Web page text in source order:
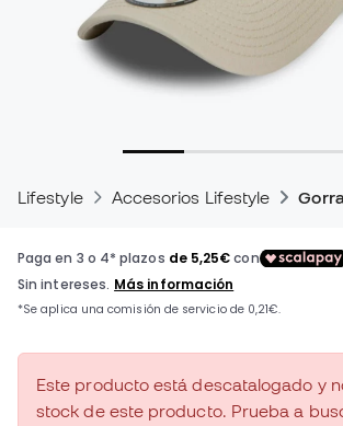
Lifestyle Accesorios Lifestyle
Este producto está descatalogado y
stock de este producto. Prueba a